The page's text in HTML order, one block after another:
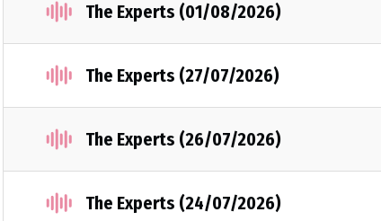
The Experts (01/08/2026)
The Experts (27/07/2026)
The Experts (26/07/2026)
The Experts (24/07/2026)